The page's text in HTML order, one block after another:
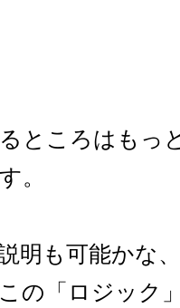
ところはもっ
。
明も可能かな
の「ロジック